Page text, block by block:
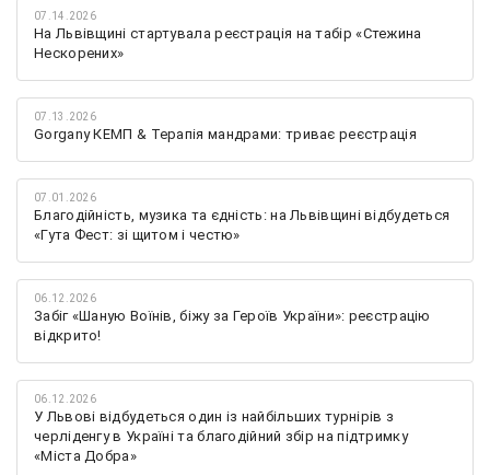
07.14.2026
На Львівщині стартувала реєстрація на табір «Стежина
Нескорених»
07.13.2026
Gorgany КЕМП & Терапія мандрами: триває реєстрація
07.01.2026
Благодійність, музика та єдність: на Львівщині відбудеться
«Гута Фест: зі щитом і честю»
06.12.2026
Забіг «Шаную Воїнів, біжу за Героїв України»: реєстрацію
відкрито!
06.12.2026
У Львові відбудеться один із найбільших турнірів з
черліденгу в Україні та благодійний збір на підтримку
«Міста Добра»